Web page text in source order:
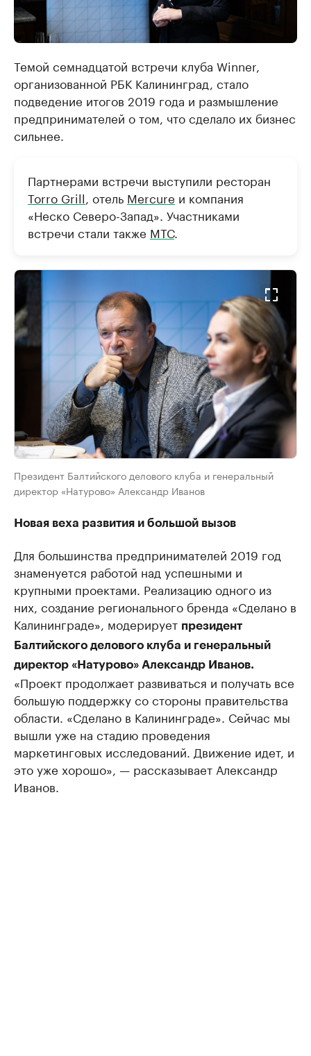
Темой семнадцатой встречи клуба Winner,
организованной РБК Калининград, стало
подведение итогов 2019 года и размышление
предпринимателей о том, что сделало их бизнес
сильнее.
Партнерами встречи выступили ресторан
Torro Grill , отель Mercure и компания
«Неско Северо-Запад». Участниками
встречи стали также МТС.
Президент Балтийского делового клуба и генеральный
директор «Натурово» Александр Иванов
Новая веха развития и большой вызов
Для большинства предпринимателей 2019 год
знаменуется работой над успешными и
крупными проектами. Реализацию одного из
них, создание регионального бренда «Сделано в
Калининграде», модерирует президент
Балтийского делового клуба и генеральный
директор «Натурово» Александр Иванов.
«Проект продолжает развиваться и получать все
большую поддержку со стороны правительства
области. «Сделано в Калининграде». Сейчас мы
вышли уже на стадию проведения
маркетинговых исследований. Движение идет, и
это уже хорошо», — рассказывает Александр
Иванов.